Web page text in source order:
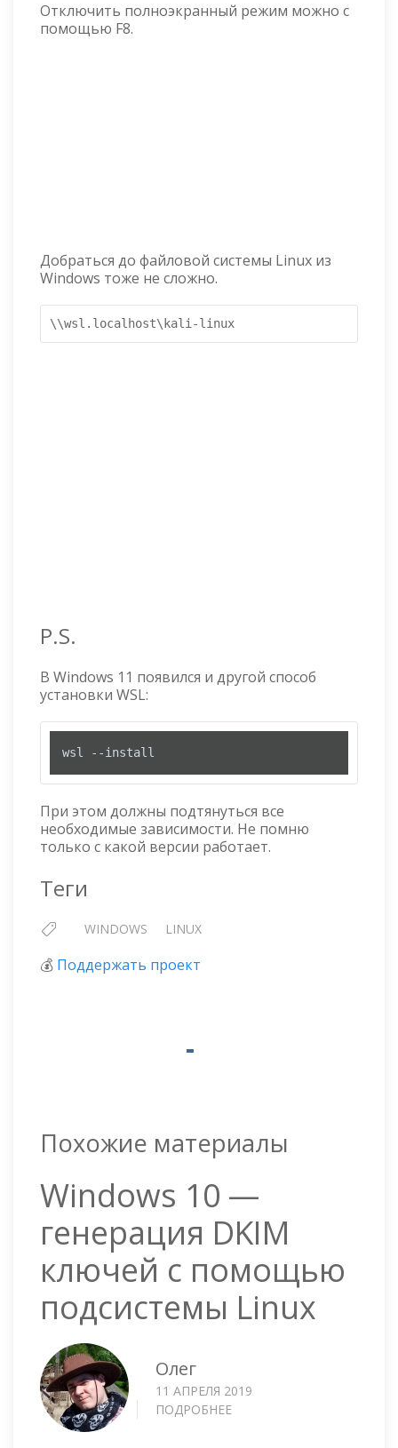
Отключить полноэкранный режим можно с
помощью F8.
Добраться до файловой системы Linux из
Windows тоже не сложно.
\\wsl.localhost\kali-linux
P.S.
В Windows 11 появился и другой способ
установки WSL:
wsl --install
При этом должны подтянуться все
необходимые зависимости. Не помню
только с какой версии работает.
Теги
WINDOWS LINUX
💰 Поддержать проект
Похожие материалы
Windows 10 —
генерация DKIM
ключей с помощью
подсистемы Linux
Олег
11 АПРЕЛЯ 2019
ПОДРОБНЕЕ